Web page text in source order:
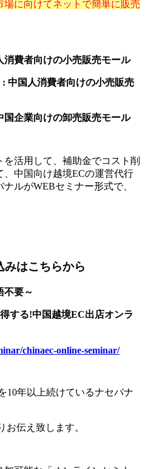
に向けてネットで簡単に販売
消費者向けの小売販売モール
: 中国人消費者向けの小売販売
国企業向けの卸売販売モール
活用して、補助金でコスト削
中国向け越境ECの運営代行
ルがWEBセミナー形式で、
みはこちらから
不要～
する!中国越境EC出店オンラ
chinaec-online-seminar/
10年以上続けているナセバナ
お伝え致します。